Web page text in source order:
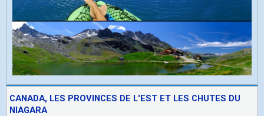
CANADA, LES PROVINCES DE L'EST ET LES CHUTES DU
NIAGARA